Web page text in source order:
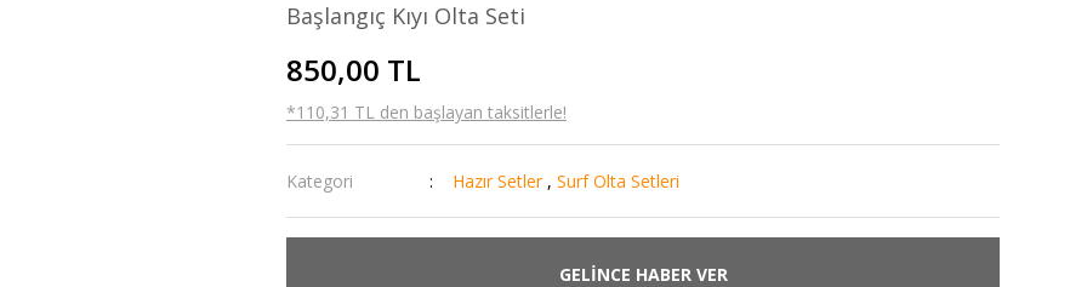
Başlangıç Kıyı Olta Seti
850,00 TL
*110,31 TL den başlayan taksitlerle!
Kategori Hazır Setler , Surf Olta Setleri
GELİNCE HABER VER